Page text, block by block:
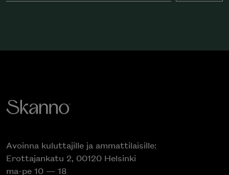
Avoinna kuluttajille ja ammattilaisille:
Erottajankatu 2, 00120 Helsinki
ma-pe 10 — 18